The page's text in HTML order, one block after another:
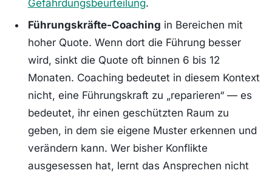
Gefährdungsbeurteilung.
Führungskräfte-Coaching in Bereichen mit
hoher Quote. Wenn dort die Führung besser
wird, sinkt die Quote oft binnen 6 bis 12
Monaten. Coaching bedeutet in diesem Kontext
nicht, eine Führungskraft zu „reparieren“ — es
bedeutet, ihr einen geschützten Raum zu
geben, in dem sie eigene Muster erkennen und
verändern kann. Wer bisher Konflikte
ausgesessen hat, lernt das Ansprechen nicht